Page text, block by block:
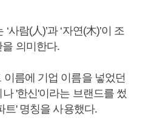
람(人)’과 ‘자연(木)’이 조
의미한다.
름에 기업 이름을 넣었던
'한신'이라는 브랜드를 썼
트' 명칭을 사용했다.